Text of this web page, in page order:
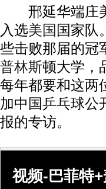
邢延华端庄美
入选美国 国家队
些击败那届的
普林斯顿大学，
每年都要和这两
加中国乒乓球公
报的专访。
视频-巴菲特